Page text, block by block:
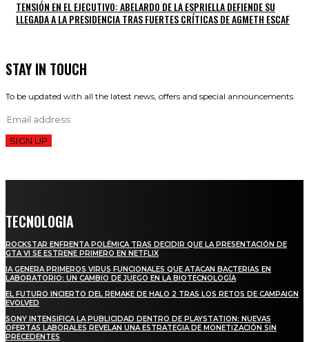
TENSIÓN EN EL EJECUTIVO: ABELARDO DE LA ESPRIELLA DEFIENDE SU
LLEGADA A LA PRESIDENCIA TRAS FUERTES CRÍTICAS DE AGMETH ESCAF
STAY IN TOUCH
To be updated with all the latest news, offers and special announcements.
SIGN UP
TECNOLOGIA
ROCKSTAR ENFRENTA POLÉMICA TRAS DECIDIR QUE LA PRESENTACIÓN DE
GTA VI SE ESTRENE PRIMERO EN NETFLIX
IA GENERA PRIMEROS VIRUS FUNCIONALES QUE ATACAN BACTERIAS EN
LABORATORIO: UN CAMBIO DE JUEGO EN LA BIOTECNOLOGÍA
EL FUTURO INCIERTO DEL REMAKE DE HALO 2 TRAS LOS RETOS DE CAMPAIGN
EVOLVED
SONY INTENSIFICA LA PUBLICIDAD DENTRO DE PLAYSTATION: NUEVAS
OFERTAS LABORALES REVELAN UNA ESTRATEGIA DE MONETIZACIÓN SIN
PRECEDENTES